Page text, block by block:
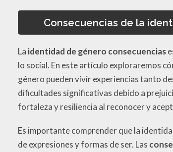
Consecuencias de la
La identidad de género consecuencias
lo social. En este artículo exploraremos
género pueden vivir experiencias tanto
dificultades significativas debido a
fortaleza y resiliencia al reconocer y
Es importante comprender que la
de expresiones y formas de ser. Las